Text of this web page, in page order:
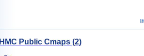
IHMC Public Cmaps (2)